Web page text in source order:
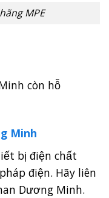
MPE
còn hỗ
Minh
bị điện chất
điện. Hãy liên
Dương Minh.